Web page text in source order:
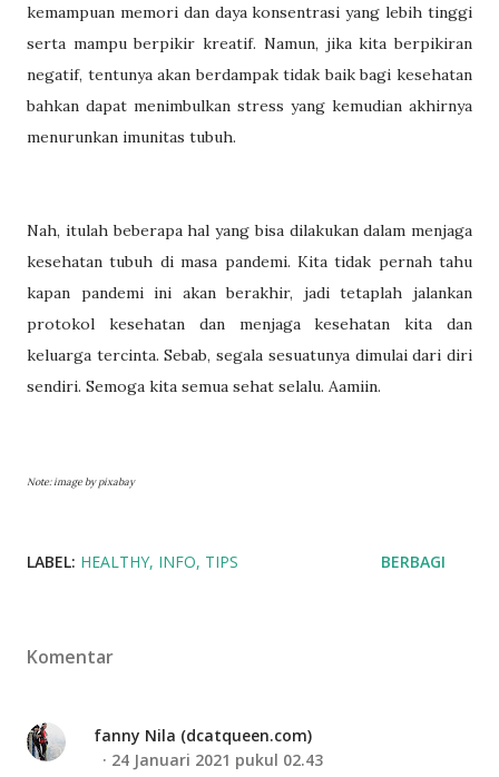
kemampuan memori dan daya konsentrasi yang lebih tinggi
serta mampu berpikir kreatif. Namun, jika kita berpikiran
negatif, tentunya akan berdampak tidak baik bagi kesehatan
bahkan dapat menimbulkan stress yang kemudian akhirnya
menurunkan imunitas tubuh.
Nah, itulah beberapa hal yang bisa dilakukan dalam menjaga
kesehatan tubuh di masa pandemi. Kita tidak pernah tahu
kapan pandemi ini akan berakhir, jadi tetaplah jalankan
protokol kesehatan dan menjaga kesehatan kita dan
keluarga tercinta. Sebab, segala sesuatunya dimulai dari diri
sendiri. Semoga kita semua sehat selalu. Aamiin.
Note: image by pixabay
LABEL: HEALTHY INFO TIPS BERBAGI
Komentar
fanny Nila (dcatqueen.com)
24 Januari 2021 pukul 02.43